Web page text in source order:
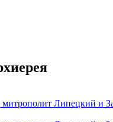
Липецкий и